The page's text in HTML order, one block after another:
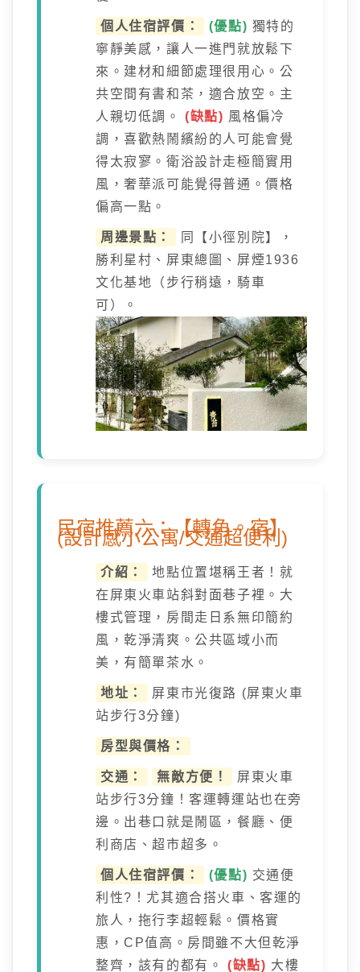
個人住宿評價： (優點) 獨特的
寧靜美感，讓人一進門就放鬆下
來。建材和細節處理很用心。公
共空間有書和茶，適合放空。主
人親切低調。(缺點) 風格偏冷
調，喜歡熱鬧繽紛的人可能會覺
得太寂寥。衛浴設計走極簡實用
風，奢華派可能覺得普通。價格
偏高一點。
周邊景點：
同【小徑別院】，
勝利星村、屏東總圖、屏煙1936
文化基地（步行稍遠，騎車
可）。
民宿推薦六：【轉角。宿】
(設計感小公寓/交通超便利)
介紹：
地點位置堪稱王者！就
在屏東火車站斜對面巷子裡。大
樓式管理，房間走日系無印簡約
風，乾淨清爽。公共區域小而
美，有簡單茶水。
地址：
屏東市光復路 (屏東火車
站步行3分鐘)
房型與價格：
交通： 無敵方便！
屏東火車
站步行3分鐘！客運轉運站也在旁
邊。出巷口就是鬧區，餐廳、便
利商店、超市超多。
個人住宿評價： (優點) 交通便
利性?！尤其適合搭火車、客運的
旅人，拖行李超輕鬆。價格實
惠，CP值高。房間雖不大但乾淨
整齊，該有的都有。(缺點) 大樓